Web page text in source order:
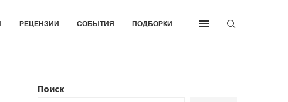
РЕЦЕНЗИИ СОБЫТИЯ ПОДБОРКИ
Поиск